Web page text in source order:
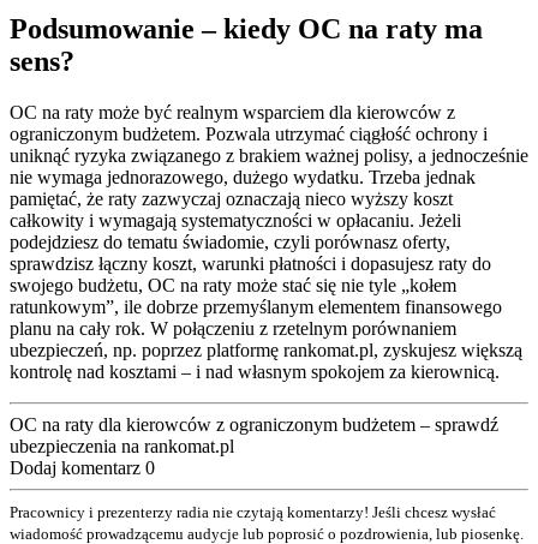
Podsumowanie – kiedy OC na raty ma
sens?
OC na raty może być realnym wsparciem dla kierowców z
ograniczonym budżetem. Pozwala utrzymać ciągłość ochrony i
uniknąć ryzyka związanego z brakiem ważnej polisy, a jednocześnie
nie wymaga jednorazowego, dużego wydatku. Trzeba jednak
pamiętać, że raty zazwyczaj oznaczają nieco wyższy koszt
całkowity i wymagają systematyczności w opłacaniu. Jeżeli
podejdziesz do tematu świadomie, czyli porównasz oferty,
sprawdzisz łączny koszt, warunki płatności i dopasujesz raty do
swojego budżetu, OC na raty może stać się nie tyle „kołem
ratunkowym”, ile dobrze przemyślanym elementem finansowego
planu na cały rok. W połączeniu z rzetelnym porównaniem
ubezpieczeń, np. poprzez platformę rankomat.pl, zyskujesz większą
kontrolę nad kosztami – i nad własnym spokojem za kierownicą.
OC na raty dla kierowców z ograniczonym budżetem – sprawdź
ubezpieczenia na rankomat.pl
Dodaj komentarz 0
Pracownicy i prezenterzy radia nie czytają komentarzy! Jeśli chcesz wysłać
wiadomość prowadzącemu audycje lub poprosić o pozdrowienia, lub piosenkę.